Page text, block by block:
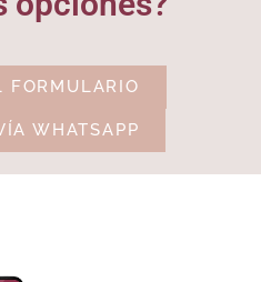
FORMULARIO
WHATSAPP